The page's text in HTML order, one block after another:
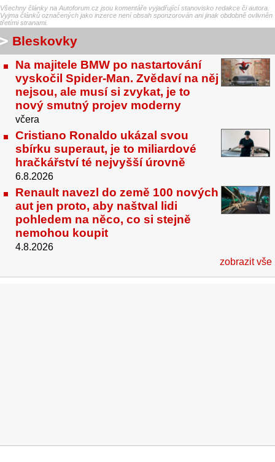
Všechny články na Autoforum.cz jsou komentáře vyjadřující stanovisko redakce či autora.
Vyjma článků označených jako inzerce není obsah sponzorován ani jinak obdobně ovlivněn
třetími stranami.
Bleskovky
Na majitele BMW po nastartování
vyskočil Spider-Man. Zvědaví na něj
nejsou, ale musí si zvykat, je to
nový smutný projev moderny
včera
Cristiano Ronaldo ukázal svou
sbírku superaut, je to miliardové
hračkářství té nejvyšší úrovně
6.8.2026
Renault navezl do země 100 nových
aut jen proto, aby naštval lidi
pohledem na něco, co si stejně
nemohou koupit
4.8.2026
zobrazit vše